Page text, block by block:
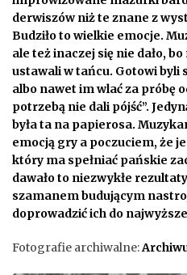
derwiszów niż te znane z
Budziło to wielkie emocje.
ale też inaczej się nie dało,
ustawali w tańcu. Gotowi byli
albo nawet im wlać za próbę
potrzebą nie dali pójść”.
była ta na papierosa.
emocją gry a poczuciem, że
który ma spełniać pańskie
dawało to niezwykłe
szamanem budującym
doprowadzić ich do
Fotografie archiwalne: